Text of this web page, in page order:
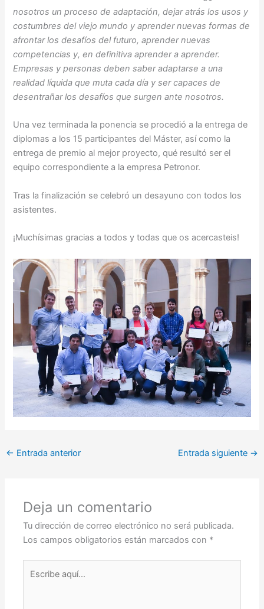
nosotros un proceso de adaptación, dejar atrás los usos y
costumbres del viejo mundo y aprender nuevas formas de
afrontar los desafíos del futuro, aprender nuevas
competencias y, en definitiva aprender a aprender.
Empresas y personas deben saber adaptarse a una
realidad líquida que muta cada día y ser capaces de
desentrañar los desafíos que surgen ante nosotros.
Una vez terminada la ponencia se procedió a la entrega de
diplomas a los 15 participantes del Máster, así como la
entrega de premio al mejor proyecto, qué resultó ser el
equipo correspondiente a la empresa Petronor.
Tras la finalización se celebró un desayuno con todos los
asistentes.
¡Muchísimas gracias a todos y todas que os acercasteis!
← Entrada anterior Entrada siguiente →
Deja un comentario
Tu dirección de correo electrónico no será publicada.
Los campos obligatorios están marcados con *
aquí...